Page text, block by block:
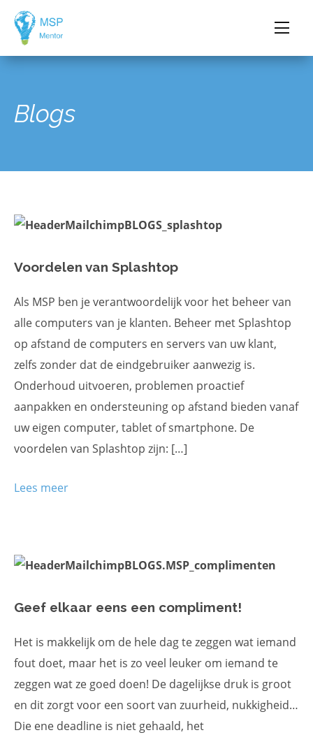
Blogs
Voordelen van Splashtop
Als MSP ben je verantwoordelijk voor het beheer van
alle computers van je klanten. Beheer met Splashtop
op afstand de computers en servers van uw klant,
zelfs zonder dat de eindgebruiker aanwezig is.
Onderhoud uitvoeren, problemen proactief
aanpakken en ondersteuning op afstand bieden vanaf
uw eigen computer, tablet of smartphone. De
voordelen van Splashtop zijn: […]
Lees meer
Geef elkaar eens een compliment!
Het is makkelijk om de hele dag te zeggen wat iemand
fout doet, maar het is zo veel leuker om iemand te
zeggen wat ze goed doen! De dagelijkse druk is groot
en dit zorgt voor een soort van zuurheid, nukkigheid…
Die ene deadline is niet gehaald, het